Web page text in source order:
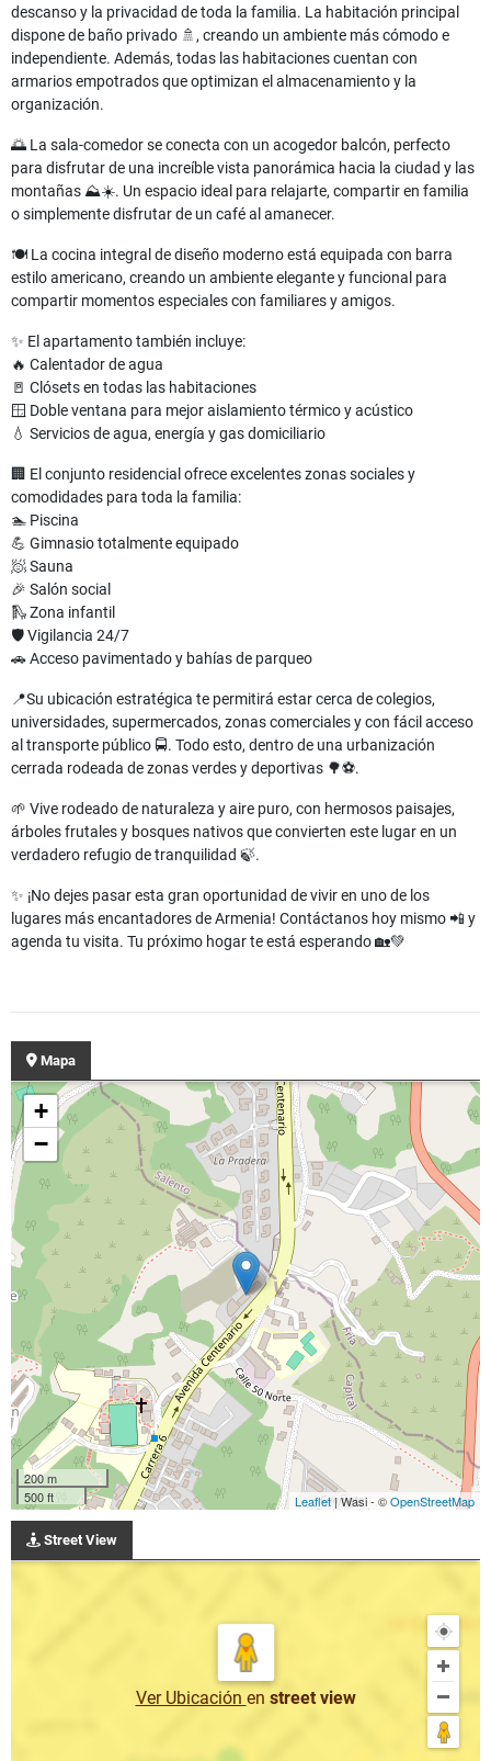
descanso y la privacidad de toda la familia. La habitación principal
dispone de baño privado 🚿, creando un ambiente más cómodo e
independiente. Además, todas las habitaciones cuentan con
armarios empotrados que optimizan el almacenamiento y la
organización.
🌅 La sala-comedor se conecta con un acogedor balcón, perfecto
para disfrutar de una increíble vista panorámica hacia la ciudad y las
montañas ⛰️☀️. Un espacio ideal para relajarte, compartir en familia
o simplemente disfrutar de un café al amanecer.
🍽️ La cocina integral de diseño moderno está equipada con barra
estilo americano, creando un ambiente elegante y funcional para
compartir momentos especiales con familiares y amigos.
✨ El apartamento también incluye:
🔥 Calentador de agua
🚪 Clósets en todas las habitaciones
🪟 Doble ventana para mejor aislamiento térmico y acústico
💧 Servicios de agua, energía y gas domiciliario
🏢 El conjunto residencial ofrece excelentes zonas sociales y
comodidades para toda la familia:
🏊 Piscina
💪 Gimnasio totalmente equipado
🧖 Sauna
🎉 Salón social
🛝 Zona infantil
🛡️ Vigilancia 24/7
🚗 Acceso pavimentado y bahías de parqueo
📍Su ubicación estratégica te permitirá estar cerca de colegios,
universidades, supermercados, zonas comerciales y con fácil acceso
al transporte público 🚍. Todo esto, dentro de una urbanización
cerrada rodeada de zonas verdes y deportivas 🌳⚽.
🌱 Vive rodeado de naturaleza y aire puro, con hermosos paisajes,
árboles frutales y bosques nativos que convierten este lugar en un
verdadero refugio de tranquilidad 🍃.
✨ ¡No dejes pasar esta gran oportunidad de vivir en uno de los
lugares más encantadores de Armenia! Contáctanos hoy mismo 📲 y
agenda tu visita. Tu próximo hogar te está esperando 🏡💚
Mapa
+
−
200 m
500 ft
Leaflet| Wasi - ©OpenStreetMap
Street View
Ver Ubicación en street view